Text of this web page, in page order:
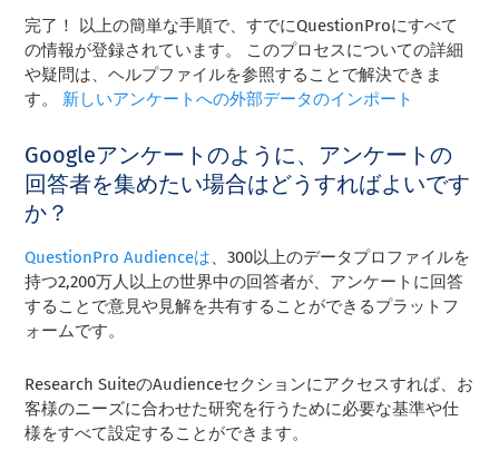
完了！ 以上の簡単な手順で、すでにQuestionProにすべて
の情報が登録されています。 このプロセスについての詳細
や疑問は、ヘルプファイルを参照することで解決できま
す。 新しいアンケートへの外部データのインポート
Googleアンケートのように、アンケートの
回答者を集めたい場合はどうすればよいです
か？
QuestionPro Audienceは、300以上のデータプロファイルを
持つ2,200万人以上の世界中の回答者が、アンケートに回答
することで意見や見解を共有することができるプラットフ
ォームです。
Research SuiteのAudienceセクションにアクセスすれば、お
客様のニーズに合わせた研究を行うために必要な基準や仕
様をすべて設定することができます。